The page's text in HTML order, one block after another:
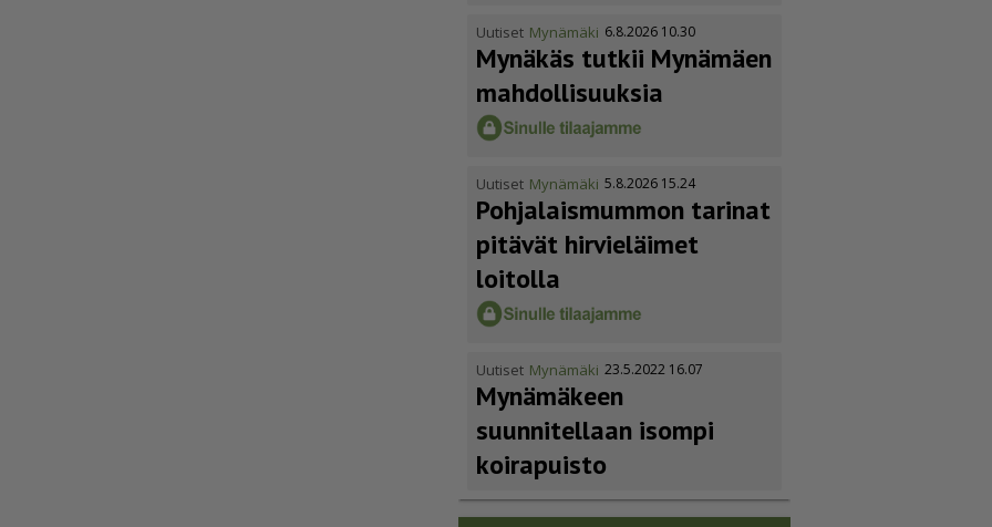
Uutiset Mynämäki 6.8.2026 10.30
Mynäkäs tutkii Mynämäen
mahdol­li­suuksia
Uutiset Mynämäki 5.8.2026 15.24
Pohja­lais­mummon tarinat
pitävät hirvieläimet
loitolla
Uutiset Mynämäki 23.5.2022 16.07
Mynämäkeen
suunnitellaan isompi
koirapuisto